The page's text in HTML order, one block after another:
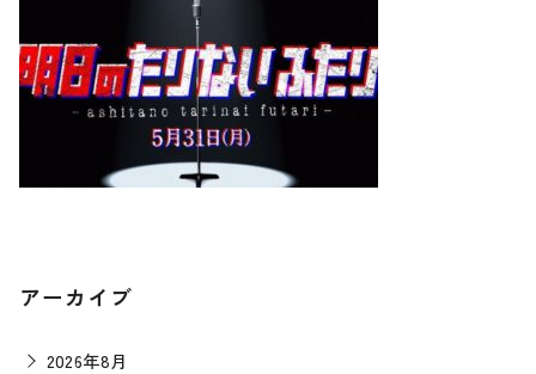
アーカイブ
2026年8月